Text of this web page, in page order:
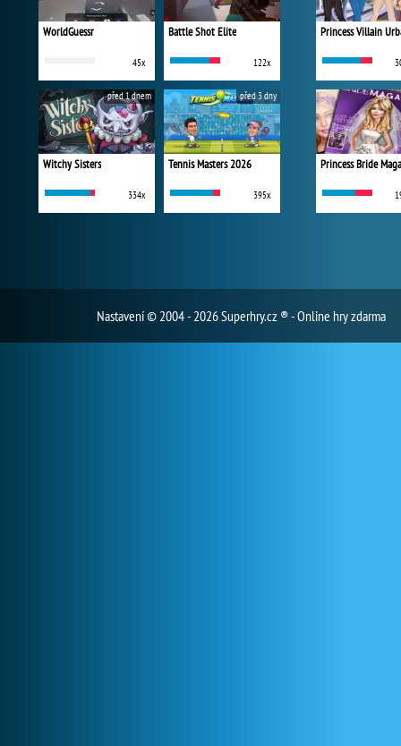
WorldGuessr
45x
Battle Shot Elite
122x
Witchy Sisters
334x
před 1 dnem
Tennis Masters 2026
395x
před 3 dny
Princess Bride
Nastavení© 2004 - 2026 Superhry.cz ® - Online hry zdarma